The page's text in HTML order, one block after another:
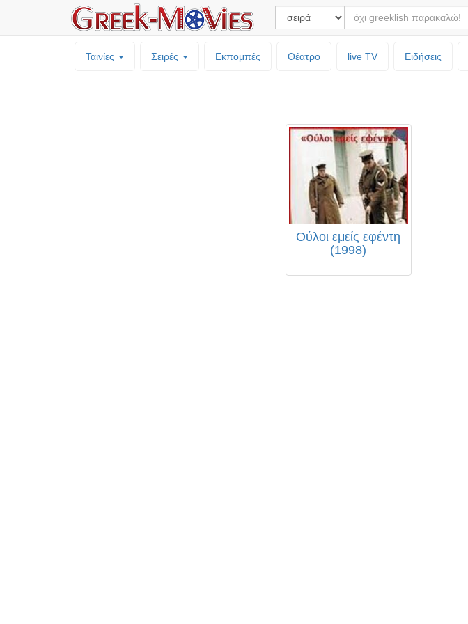
Ταινίες Σειρές Εκπομπές Θέατρο live TV Ειδήσεις
Ούλοι εμείς εφέντη
(1998)